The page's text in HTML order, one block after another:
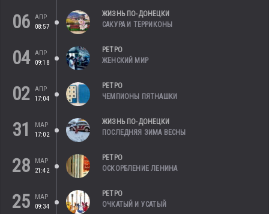
06
АПР
08:57
ЖИЗНЬ ПО-ДОНЕЦКИ
САКУРА И ТЕРРИКОНЫ
04 АПР
09:18
РЕТРО
ЖЕНСКИЙ МИР
02
АПР
17:04
РЕТРО
ЧЕМПИОНЫ ПЯТНАШКИ
31
МАР
17:02
ЖИЗНЬ ПО-ДОНЕЦКИ
ПОСЛЕДНЯЯ ЗИМА ВЕСНЫ
28
МАР
21:42
РЕТРО
ОСКОРБЛЕНИЕ ЛЕНИНА
25
МАР
09:34
РЕТРО
ОЧКАТЫЙ И УСАТЫЙ